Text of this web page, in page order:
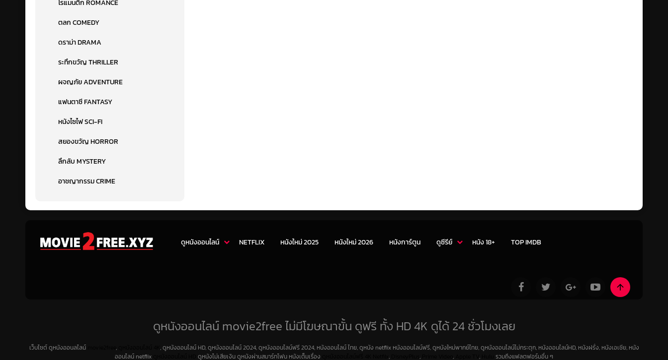
โรแมนติก ROMANCE
ตลก COMEDY
ดราม่า DRAMA
ระทึกขวัญ THRILLER
ผจญภัย ADVENTURE
แฟนตาซี FANTASY
หนังไซไฟ SCI-FI
สยองขวัญ HORROR
ลึกลับ MYSTERY
อาชญากรรม CRIME
ดูหนังออนไลน์ NETFLIX หนังใหม่ 2025 หนังใหม่ 2026 หนังการ์ตูน ดูซีรีย์ หนัง 18+ TOP IMDB
ดูหนังออนไลน์ movie2free ไม่มีโฆษณาขั้น ดูฟรี ทั้ง HD 4K ดูได้ 24 ชั่วโมงเลย
เว็บไซต์ ดูหนังออนลไลน์ ,
, ดูหนังออนไลน์ HD, ดูหนังออนไลน์ 2024, ดูหนังออนไลน์ฟรี 2024, หนังออนไลน์ ไทย, ดูหนัง netflix หนังออนไลน์ฟรี, ดูหนังใหม่พากย์ไทย, ดูหนังออนไลน์ไม่กระตุก, หนังออนไลน์HD, หนังฝรั่ง, หนังเอเชีย, หนัง
ออนไลน์ netflix
ดูหนังไม่เสียเงิน ดูหนังผ่านสมาร์ทโฟน หนังเต็มเรื่อง , , , , รวมถึงแฟลตฟอร์มอื่น ๆ